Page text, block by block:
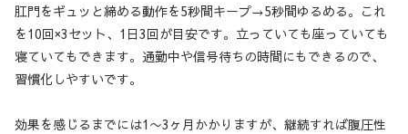
肛門をギュッと締める動作を5秒間キープ→5秒間ゆるめる。これ
を10回×3セット、1日3回が目安です。立っていても座っていても
寝ていてもできます。通勤中や信号待ちの時間にもできるので、
習慣化しやすいです。
効果を感じるまでには1〜3ヶ月かかりますが、継続すれば腹圧性